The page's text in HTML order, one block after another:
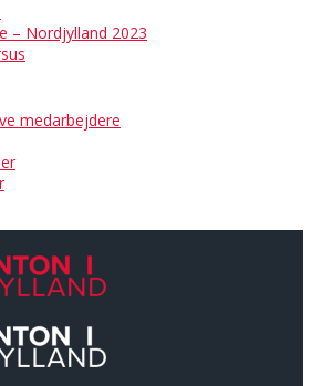
– Nordjylland 2023
medarbejdere